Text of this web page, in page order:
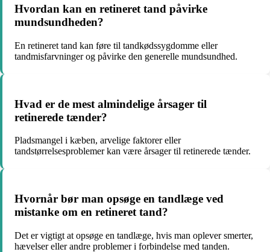
Hvordan kan en retineret tand påvirke
mundsundheden?
En retineret tand kan føre til tandkødssygdomme eller
tandmisfarvninger og påvirke den generelle mundsundhed.
Hvad er de mest almindelige årsager til
retinerede tænder?
Pladsmangel i kæben, arvelige faktorer eller
tandstørrelsesproblemer kan være årsager til retinerede tænder.
Hvornår bør man opsøge en tandlæge ved
mistanke om en retineret tand?
Det er vigtigt at opsøge en tandlæge, hvis man oplever smerter,
hævelser eller andre problemer i forbindelse med tanden.